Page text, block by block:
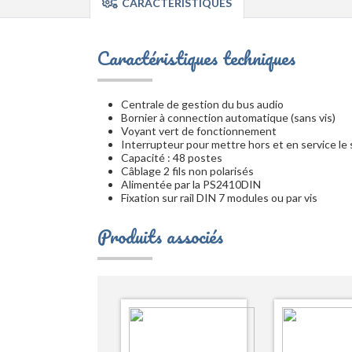
CARACTÉRISTIQUES
Caractéristiques techniques
Centrale de gestion du bus audio
Bornier à connection automatique (sans vis)
Voyant vert de fonctionnement
Interrupteur pour mettre hors et en service le
Capacité : 48 postes
Câblage 2 fils non polarisés
Alimentée par la PS2410DIN
Fixation sur rail DIN 7 modules ou par vis
Produits associés